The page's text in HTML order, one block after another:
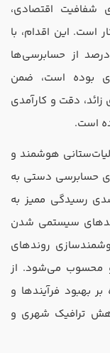
شفافیت اقتصادی،
این اقدام، با
توجه به اینکه در سال جاری بیش از 95درصد از حسابرسی‌ها
بوده است، ضمن
دقت و کارآمدی
است.
هوشمند و
شاهد کاهش 67درصدی حسابرسی دستی به
اشخاص حقیقی و کاهش 50درصدی رسیدگی ممیز به
سیستمی شدن
روندهای
محسوب می‌شود. از
بهبود فرآیندها و
ترافیک شهری و